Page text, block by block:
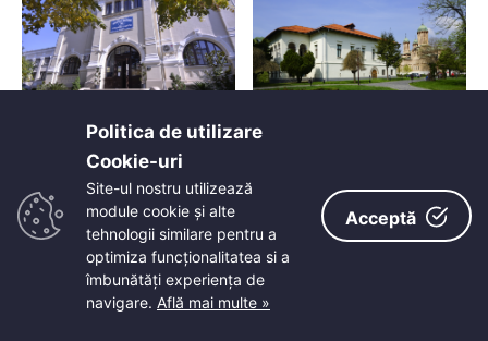
Politica de utilizare
Cookie-uri‎
Site-ul nostru utilizează
module cookie și alte
tehnologii similare pentru a
optimiza funcţionalitatea si a
îmbunătăţi experienţa de
navigare. Află mai multe »
Acceptă